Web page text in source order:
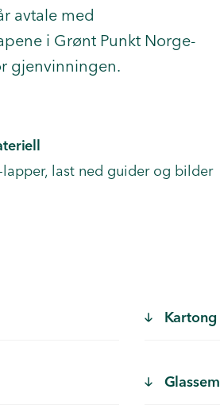
avtale med
i Grønt Punkt Norge-
gjenvinningen.
last ned guider og bilder